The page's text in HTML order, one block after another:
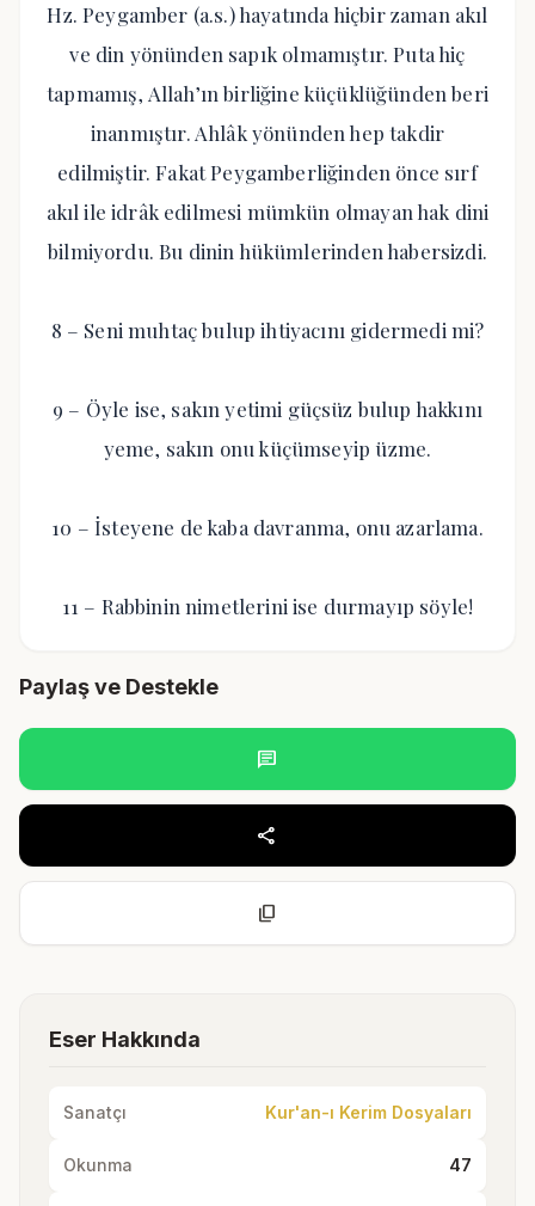
Hz. Peygamber (a.s.) hayatında hiçbir zaman akıl
ve din yönünden sapık olmamıştır. Puta hiç
tapmamış, Allah’ın birliğine küçüklüğünden beri
inanmıştır. Ahlâk yönünden hep takdir
edilmiştir. Fakat Peygamberliğinden önce sırf
akıl ile idrâk edilmesi mümkün olmayan hak dini
bilmiyordu. Bu dinin hükümlerinden habersizdi.
8 – Seni muhtaç bulup ihtiyacını gidermedi mi?
9 – Öyle ise, sakın yetimi güçsüz bulup hakkını
yeme, sakın onu küçümseyip üzme.
10 – İsteyene de kaba davranma, onu azarlama.
11 – Rabbinin nimetlerini ise durmayıp söyle!
Paylaş ve Destekle
chat
share
content_copy
Eser Hakkında
Sanatçı Kur'an-ı Kerim Dosyaları
Okunma 47